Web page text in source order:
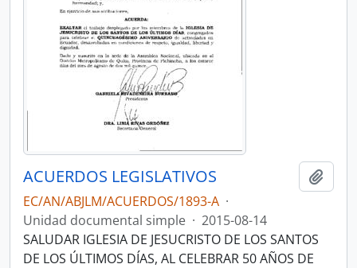
ACUERDOS LEGISLATIVOS
EC/AN/ABJLM/ACUERDOS/1893-A ·
Unidad documental simple · 2015-08-14
SALUDAR IGLESIA DE JESUCRISTO DE LOS SANTOS
DE LOS ÚLTIMOS DÍAS, AL CELEBRAR 50 AÑOS DE